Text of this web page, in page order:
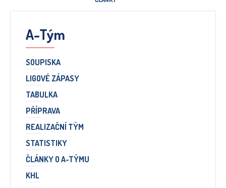
A-Tým
SOUPISKA
LIGOVÉ ZÁPASY
TABULKA
PŘÍPRAVA
REALIZAČNÍ TÝM
STATISTIKY
ČLÁNKY O A-TÝMU
KHL